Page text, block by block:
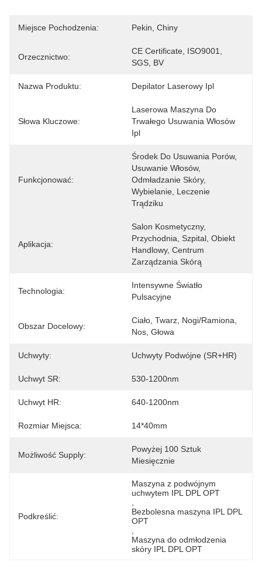
Miejsce Pochodzenia: Pekin, Chiny
Orzecznictwo:
CE Certificate, ISO9001,
SGS, BV
Nazwa Produktu: Depilator Laserowy Ipl
Słowa Kluczowe:
Laserowa Maszyna Do
Trwałego Usuwania Włosów
Ipl
Funkcjonować:
Środek Do Usuwania Porów,
Usuwanie Włosów,
Odmładzanie Skóry,
Wybielanie, Leczenie
Trądziku
Aplikacja:
Salon Kosmetyczny,
Przychodnia, Szpital, Obiekt
Handlowy, Centrum
Zarządzania Skórą
Technologia:
Intensywne Światło
Pulsacyjne
Obszar Docelowy:
Ciało, Twarz, Nogi/ramiona,
Nos, Głowa
Uchwyty: Uchwyty Podwójne (SR+HR)
Uchwyt SR: 530-1200nm
Uchwyt HR: 640-1200nm
Rozmiar Miejsca: 14*40mm
Możliwość Supply:
Powyżej 100 Sztuk
Miesięcznie
Podkreślić:
Maszyna z podwójnym
uchwytem IPL DPL OPT
Bezbolesna maszyna IPL DPL
OPT
Maszyna do odmłodzenia
skóry IPL DPL OPT